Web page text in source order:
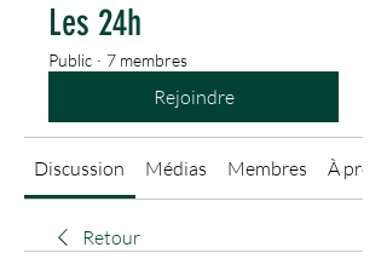
Les 24h
Public · 7 membres
Rejoindre
Discussion Médias Membres À
Retour